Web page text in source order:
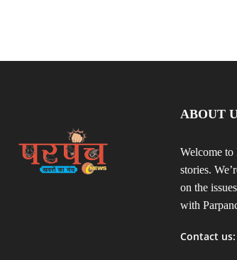
ABOUT
Welcome to
stories.
on the
with
Contact us: